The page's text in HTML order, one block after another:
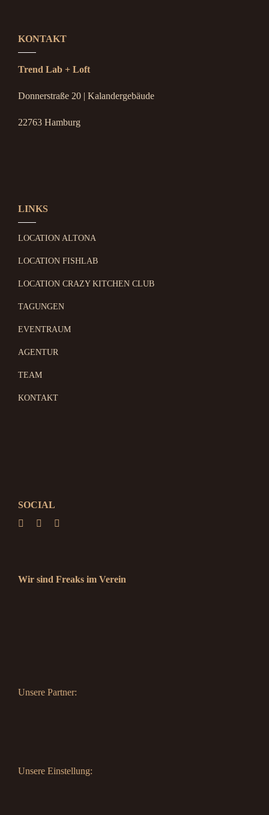
KONTAKT
Trend Lab + Loft
Donnerstraße 20 | Kalandergebäude
22763 Hamburg
LINKS
LOCATION ALTONA
LOCATION FISHLAB
LOCATION CRAZY KITCHEN CLUB
TAGUNGEN
EVENTRAUM
AGENTUR
TEAM
KONTAKT
SOCIAL
Wir sind Freaks im Verein
Unsere Partner:
Unsere Einstellung: